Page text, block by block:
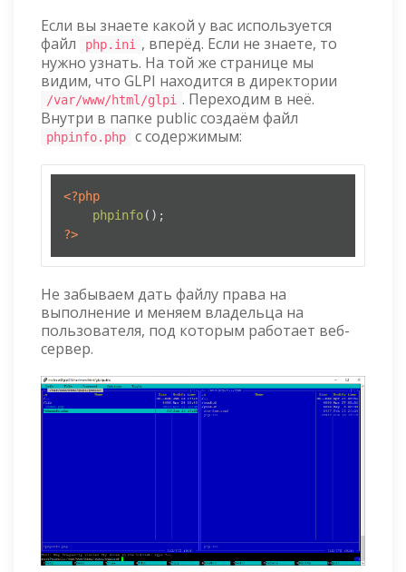
Если вы знаете какой у вас используется
файл
php.ini
, вперёд. Если не знаете, то
нужно узнать. На той же странице мы
видим, что GLPI находится в директории
/var/www/html/glpi . Переходим в неё.
Внутри в папке public создаём файл
phpinfo.php с содержимым:
<?php
phpinfo
?>
Не забываем дать файлу права на
выполнение и меняем владельца на
пользователя, под которым работает веб-
сервер.